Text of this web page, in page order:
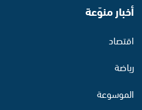
أخبار منوّعة
اقتصاد
رياضة
الموسوعة